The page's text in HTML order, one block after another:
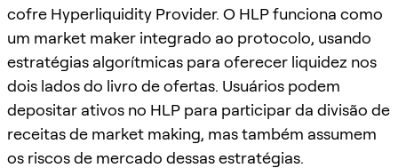
cofre Hyperliquidity Provider. O HLP funciona como
um market maker integrado ao protocolo, usando
estratégias algorítmicas para oferecer liquidez nos
dois lados do livro de ofertas. Usuários podem
depositar ativos no HLP para participar da divisão de
receitas de market making, mas também assumem
os riscos de mercado dessas estratégias.